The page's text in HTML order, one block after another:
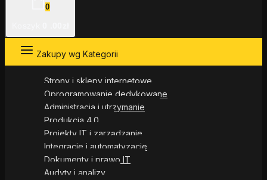
0
Zakupy wg Kategorii
Strony i sklepy internetowe
Oprogramowanie dedykowane
Administracja i utrzymanie
Produkcja 4.0
Projekty IT i zarządzanie
Integracje i automatyzacje
Dokumenty i prawo IT
Audyty i analizy